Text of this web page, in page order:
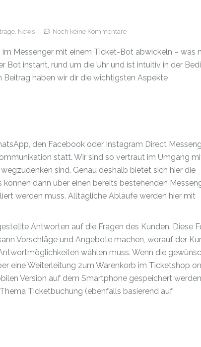
News Noch keine Kommentare
Messenger mit einem Ticket-Bot abwickeln – was
Bot instant, rund um die Uhr und ist intuitiv in der
haben wir dir die wichtigsten Aspekte
den Facebook oder Instagram Direct
statt. Wir sind so vertraut im Umgang
sind. Genau deshalb bietet sich hier die
dann über einen bereits bestehenden
werden muss. Alltägliche Abläufe werden hier mit
Antworten auf die Fragen des Kunden. Diese
Vorschläge und Angebote machen, worauf der
wählen muss. Wenn die
eine Weiterleitung zum Warenkorb im Ticketshop
Version auf dem Smartphone gespeichert
Ticketbuchung (ebenfalls basierend auf